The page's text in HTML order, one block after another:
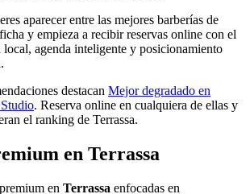
aparecer entre las mejores barberías de
y empieza a recibir reservas online con el
agenda inteligente y posicionamiento
destacan Mejor degradado en
. Reserva online en cualquiera de ellas y
el ranking de Terrassa.
en Terrassa
en Terrassa enfocadas en